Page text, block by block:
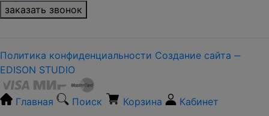
заказать звонок
Политика конфиденциальности Создание сайта ‒
EDISON STUDIO
Главная Поиск Корзина Кабинет